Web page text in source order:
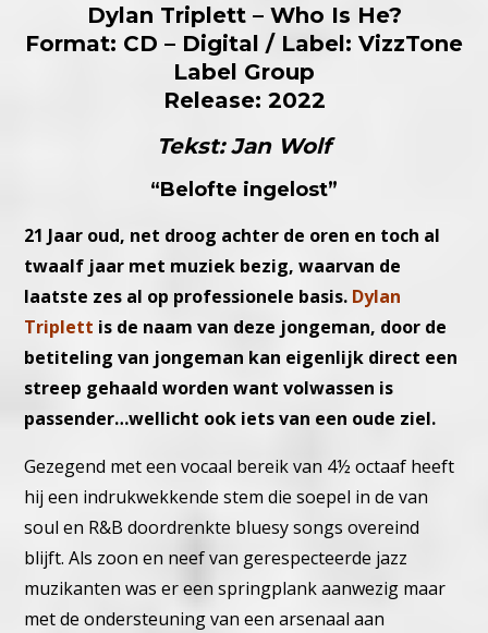
Dylan Triplett – Who Is He?
Format: CD – Digital / Label: VizzTone
Label Group
Release: 2022
Tekst: Jan Wolf
“Belofte ingelost”
21 Jaar oud, net droog achter de oren en toch al
twaalf jaar met muziek bezig, waarvan de
laatste zes al op professionele basis. Dylan
Triplett is de naam van deze jongeman, door de
betiteling van jongeman kan eigenlijk direct een
streep gehaald worden want volwassen is
passender…wellicht ook iets van een oude ziel.
Gezegend met een vocaal bereik van 4½ octaaf heeft
hij een indrukwekkende stem die soepel in de van
soul en R&B doordrenkte bluesy songs overeind
blijft. Als zoon en neef van gerespecteerde jazz
muzikanten was er een springplank aanwezig maar
met de ondersteuning van een arsenaal aan